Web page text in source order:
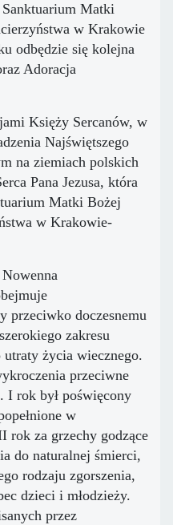
Matki
w Krakowie
odbędzie się kolejna
Adoracja
Księży Sercanów, w
Najświętszego
na ziemiach polskich
Pana Jezusa, która
Matki Bożej
w Krakowie-
przeciwko doczesnemu
zakresu
życia wiecznego.
przeciwne
I rok był poświęcony
w
rok za grzechy godzące
do naturalnej śmierci,
rodzaju zgorszenia,
dzieci i młodzieży.
przez